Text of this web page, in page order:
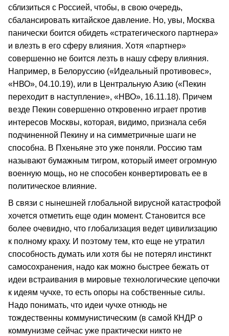
сблизиться с Россией, чтобы, в свою очередь,
сбалансировать китайское давление. Но, увы, Москва
панически боится обидеть «стратегического партнера»
и влезть в его сферу влияния. Хотя «партнер»
совершенно не боится лезть в нашу сферу влияния.
Например, в Белоруссию («Идеальный противовес»,
«НВО», 04.10.19), или в Центральную Азию («Пекин
переходит в наступление», «НВО», 16.11.18). Причем
везде Пекин совершенно откровенно играет против
интересов Москвы, которая, видимо, признала себя
подчиненной Пекину и на симметричные шаги не
способна. В Пхеньяне это уже поняли. Россию там
называют бумажным тигром, который имеет огромную
военную мощь, но не способен конвертировать ее в
политическое влияние.
В связи с нынешней глобальной вирусной катастрофой
хочется отметить еще один момент. Становится все
более очевидно, что глобализация ведет цивилизацию
к полному краху. И поэтому тем, кто еще не утратил
способность думать или хотя бы не потерял инстинкт
самосохранения, надо как можно быстрее бежать от
идеи встраивания в мировые технологические цепочки
к идеям чучхе, то есть опоры на собственные силы.
Надо понимать, что идеи чучхе отнюдь не
тождественны коммунистическим (в самой КНДР о
коммунизме сейчас уже практически никто не